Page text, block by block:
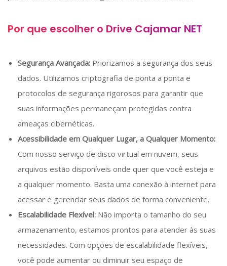
Por que escolher o Drive Cajamar NET
Segurança Avançada: Priorizamos a segurança dos seus
dados. Utilizamos criptografia de ponta a ponta e
protocolos de segurança rigorosos para garantir que
suas informações permaneçam protegidas contra
ameaças cibernéticas.
Acessibilidade em Qualquer Lugar, a Qualquer Momento:
Com nosso serviço de disco virtual em nuvem, seus
arquivos estão disponíveis onde quer que você esteja e
a qualquer momento. Basta uma conexão à internet para
acessar e gerenciar seus dados de forma conveniente.
Escalabilidade Flexível: Não importa o tamanho do seu
armazenamento, estamos prontos para atender às suas
necessidades. Com opções de escalabilidade flexíveis,
você pode aumentar ou diminuir seu espaço de